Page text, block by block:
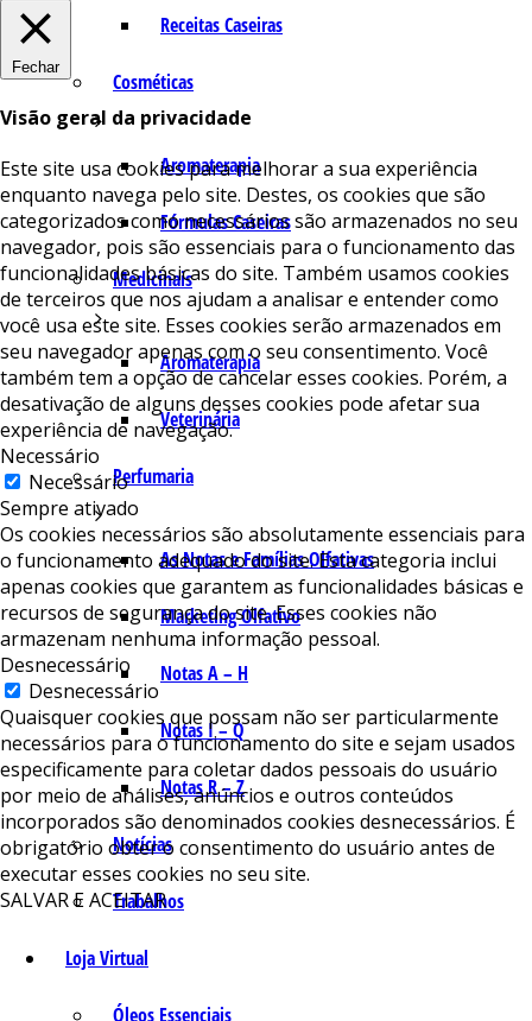
Receitas Caseiras
Cosméticas
Aromaterapia
Fórmulas Caseiras
Medicinais
Aromaterapia
Veterinária
Perfumaria
As Notas e Famílias Olfativas
Marketing Olfativo
Notas A – H
Notas I – Q
Notas R – Z
Notícias
Trabalhos
Loja Virtual
Óleos Essenciais
Fechar
Visão geral da privacidade
Este site usa cookies para melhorar a sua experiência
enquanto navega pelo site. Destes, os cookies que são
categorizados como necessários são armazenados no seu
navegador, pois são essenciais para o funcionamento das
funcionalidades básicas do site. Também usamos cookies
de terceiros que nos ajudam a analisar e entender como
você usa este site. Esses cookies serão armazenados em
seu navegador apenas com o seu consentimento. Você
também tem a opção de cancelar esses cookies. Porém, a
desativação de alguns desses cookies pode afetar sua
experiência de navegação.
Necessário
Necessário
Sempre ativado
Os cookies necessários são absolutamente essenciais para
o funcionamento adequado do site. Esta categoria inclui
apenas cookies que garantem as funcionalidades básicas e
recursos de segurança do site. Esses cookies não
armazenam nenhuma informação pessoal.
Desnecessário
Desnecessário
Quaisquer cookies que possam não ser particularmente
necessários para o funcionamento do site e sejam usados ​​
especificamente para coletar dados pessoais do usuário
por meio de análises, anúncios e outros conteúdos
incorporados são denominados cookies desnecessários. É
obrigatório obter o consentimento do usuário antes de
executar esses cookies no seu site.
SALVAR E ACEITAR